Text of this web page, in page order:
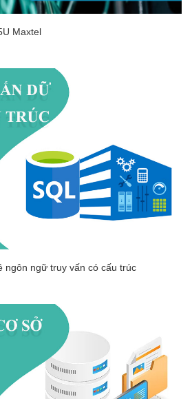
Maxtel
ngôn ngữ truy vấn có cấu trúc